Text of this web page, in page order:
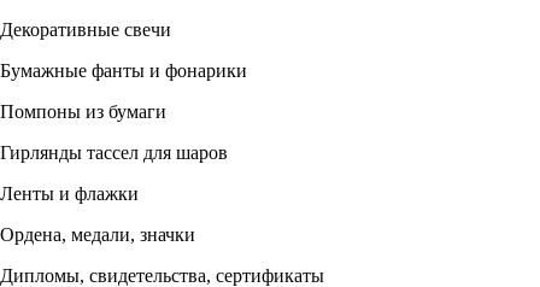
Декоративные свечи
Бумажные фанты и фонарики
Помпоны из бумаги
Гирлянды тассел для шаров
Ленты и флажки
Ордена, медали, значки
Дипломы, свидетельства, сертификаты